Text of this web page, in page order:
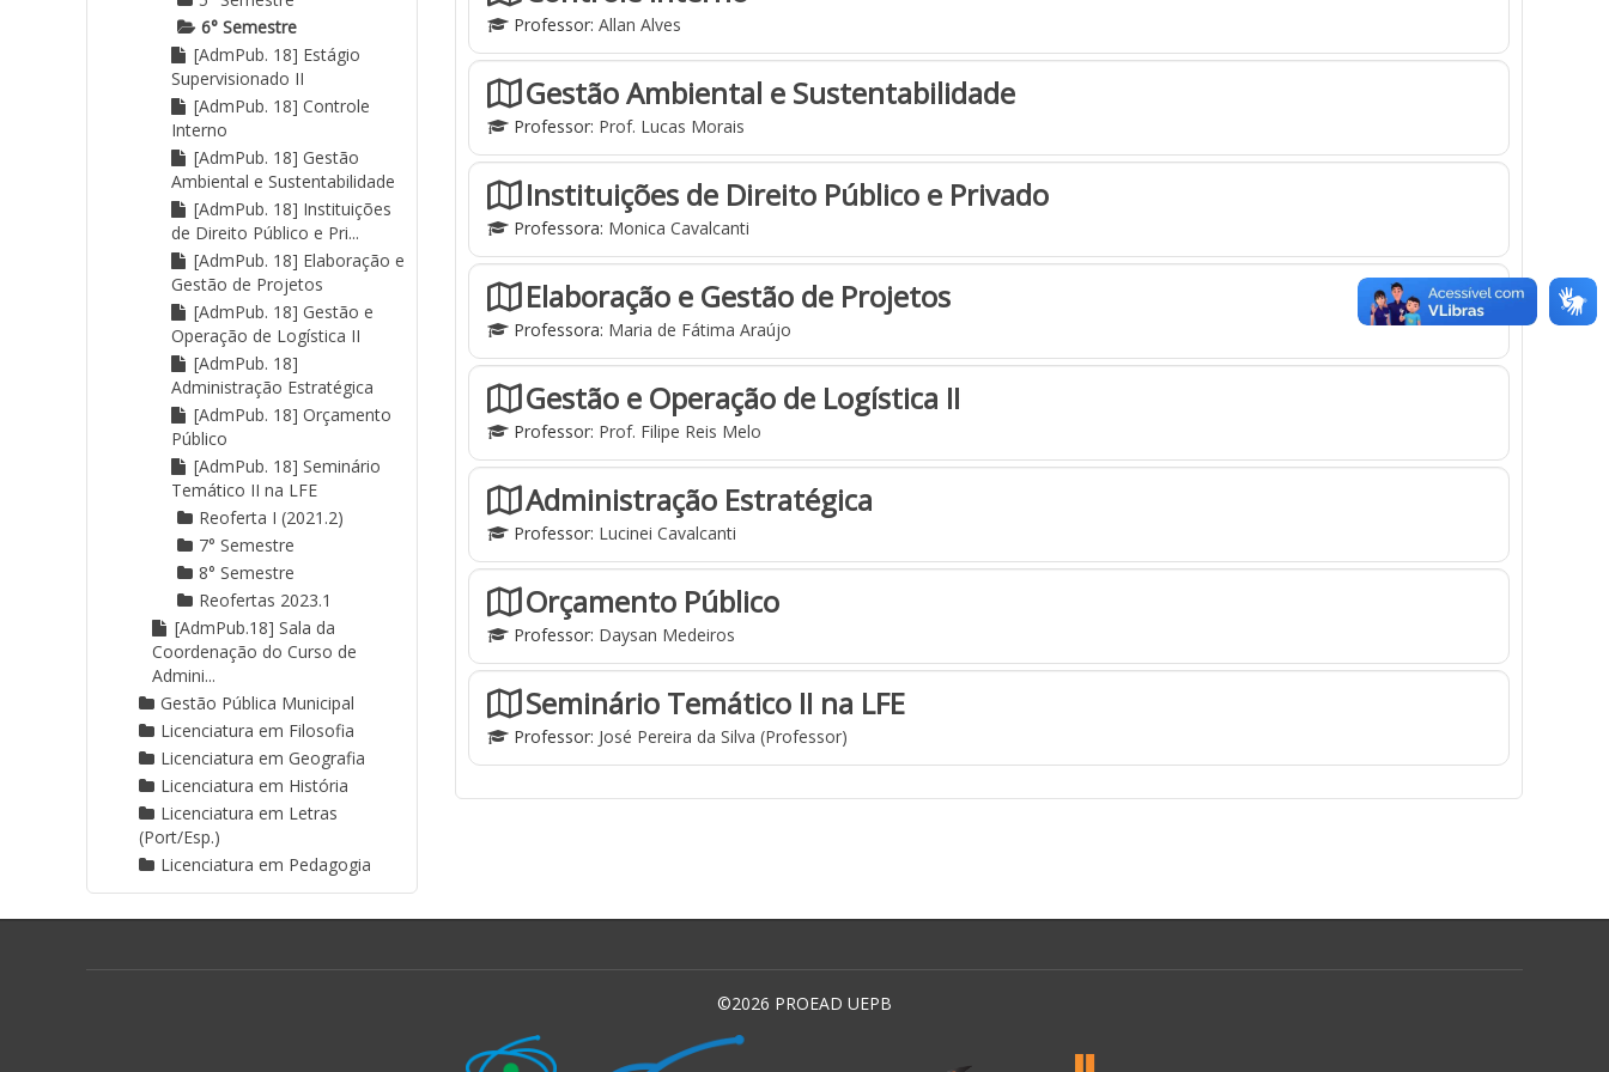
Professor: Allan Alves
Gestão Ambiental e Sustentabilidade
Professor: Prof. Lucas Morais
Instituições de Direito Público e Privado
Professora: Monica Cavalcanti
Elaboração e Gestão de Projetos
Professora: Maria de Fátima Araújo
Gestão e Operação de Logística II
Professor: Prof. Filipe Reis Melo
Administração Estratégica
Professor: Lucinei Cavalcanti
Orçamento Público
Professor: Daysan Medeiros
Seminário Temático II na LFE
Professor: José Pereira da Silva (Professor)
6° Semestre
[AdmPub. 18] Estágio
Supervisionado II
[AdmPub. 18] Controle
Interno
[AdmPub. 18] Gestão
Ambiental e Sustentabilidade
[AdmPub. 18] Instituições
de Direito Público e Pri...
[AdmPub. 18] Elaboração e
Gestão de Projetos
[AdmPub. 18] Gestão e
Operação de Logística II
[AdmPub. 18]
Administração Estratégica
[AdmPub. 18] Orçamento
Público
[AdmPub. 18] Seminário
Temático II na LFE
Reoferta I (2021.2)
7° Semestre
8° Semestre
Reofertas 2023.1
[AdmPub.18] Sala da
Coordenação do Curso de
Admini...
Gestão Pública Municipal
Licenciatura em Filosofia
Licenciatura em Geografia
Licenciatura em História
Licenciatura em Letras
(Port/Esp.)
Licenciatura em Pedagogia
©2026 PROEAD UEPB